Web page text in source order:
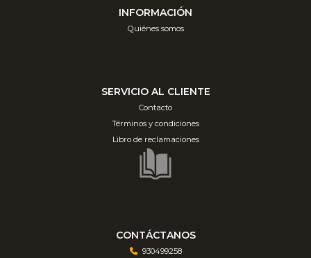
INFORMACIÓN
Quiénes somos
SERVICIO AL CLIENTE
Contacto
Términos y condiciones
Libro de reclamaciones
CONTÁCTANOS
930499258